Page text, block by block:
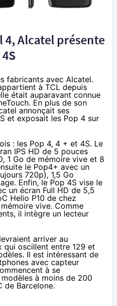
4, Alcatel présente
fabricants avec Alcatel.
à TCL depuis
était auparavant connue
En plus de son
annonçait ses
et exposait les Pop 4 sur
: les Pop 4, 4 + et 4S. Le
IPS HD de 5 pouces
1 Go de mémoire vive et 8
le Pop4+ avec un
720p), 1,5 Go
Enfin, le Pop 4S vise le
un écran Full HD de 5,5
Helio P10 de chez
vive. Comme
il intègre un lecteur
arriver au
qui oscillent entre 129 et
Il est intéressant de
avec capteur
à se
à moins de 200
de Barcelone.